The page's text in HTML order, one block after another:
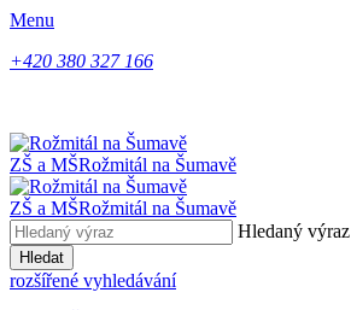
Menu
+420 380 327 166
ZŠ a MŠRožmitál na Šumavě
ZŠ a MŠRožmitál na Šumavě
Hledaný výraz
Hledat
rozšířené vyhledávání